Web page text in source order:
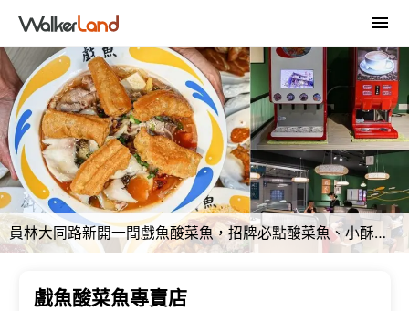
員林大同路新開一間戲魚酸菜魚，招牌必點酸菜魚、小酥肉、唐揚雞，內用還有飲料免費暢飲
戲魚酸菜魚專賣店